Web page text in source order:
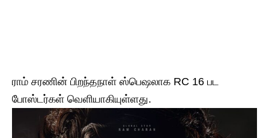
ராம் சரணின் பிறந்தநாள் ஸ்பெஷலாக RC 16 பட
போஸ்டர்கள் வெளியாகியுள்ளது.